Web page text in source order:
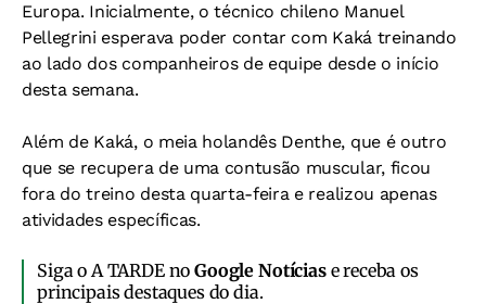
Europa. Inicialmente, o técnico chileno Manuel
Pellegrini esperava poder contar com Kaká treinando
ao lado dos companheiros de equipe desde o início
desta semana.
Além de Kaká, o meia holandês Denthe, que é outro
que se recupera de uma contusão muscular, ficou
fora do treino desta quarta-feira e realizou apenas
atividades específicas.
Siga o A TARDE noGoogle Notíciase receba os
principais destaques do dia.